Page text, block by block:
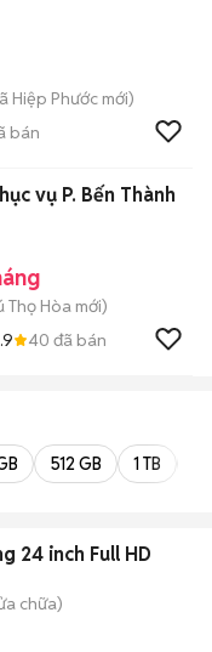
Hiệp Phước mới)
bán
vụ P. Bến Thành
Thọ Hòa mới)
40 đã bán
512 GB 1 TB
24 inch Full HD
chữa)